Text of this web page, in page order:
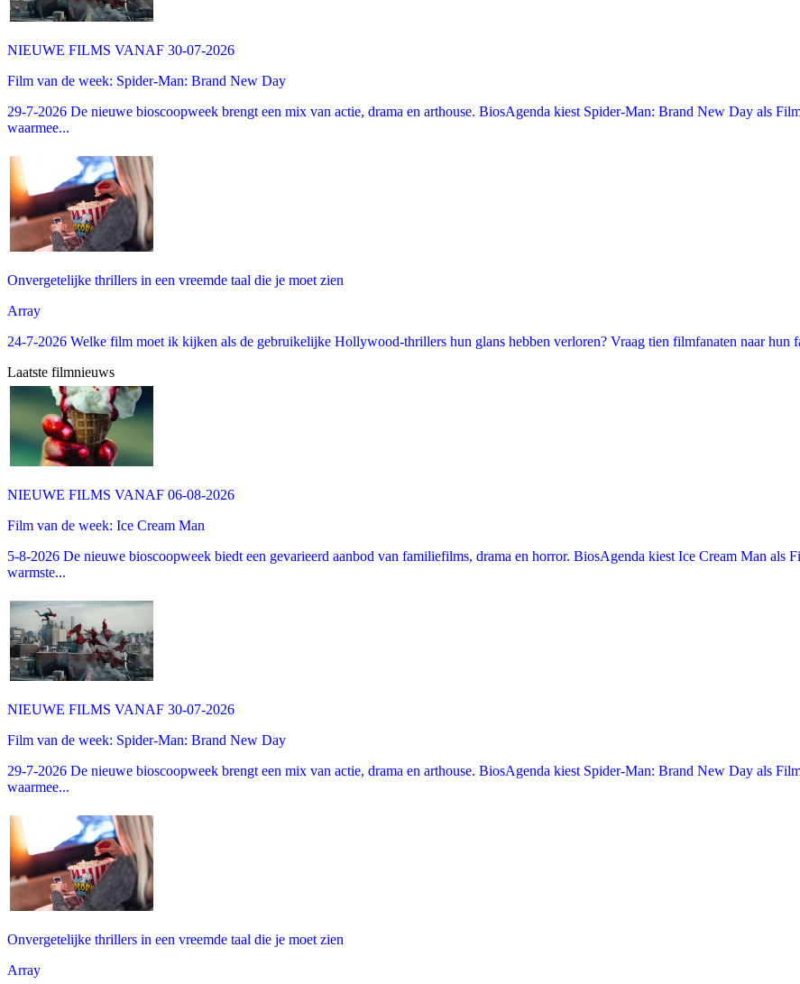
NIEUWE FILMS VANAF 30-07-2026
Film van de week: Spider-Man: Brand New Day
29-7-2026 De nieuwe bioscoopweek brengt een mix van actie, drama en arthouse. BiosAgenda kiest Spider-Man: Brand New Day als
waarmee...
Onvergetelijke thrillers in een vreemde taal die je moet zien
Array
24-7-2026 Welke film moet ik kijken als de gebruikelijke Hollywood-thrillers hun glans hebben verloren? Vraag tien filmfanaten naar hun
Laatste filmnieuws
NIEUWE FILMS VANAF 06-08-2026
Film van de week: Ice Cream Man
5-8-2026 De nieuwe bioscoopweek biedt een gevarieerd aanbod van familiefilms, drama en horror. BiosAgenda kiest Ice Cream Man als
warmste...
NIEUWE FILMS VANAF 30-07-2026
Film van de week: Spider-Man: Brand New Day
29-7-2026 De nieuwe bioscoopweek brengt een mix van actie, drama en arthouse. BiosAgenda kiest Spider-Man: Brand New Day als
waarmee...
Onvergetelijke thrillers in een vreemde taal die je moet zien
Array